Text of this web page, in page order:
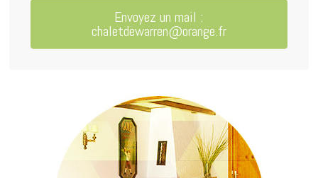
Envoyez un mail :
chaletdewarren@orange.fr